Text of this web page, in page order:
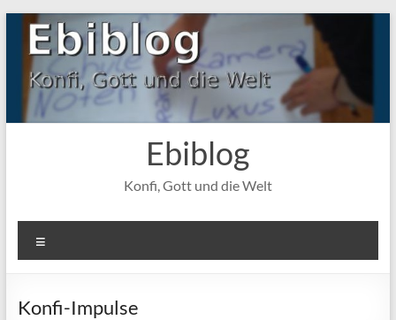
Zum
Inhalt
springen
Ebiblog
Konfi, Gott und die Welt
Konfi-Impulse